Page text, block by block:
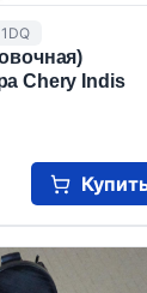
Chery Indis